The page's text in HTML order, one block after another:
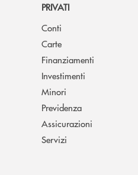
PRIVATI
Conti
Carte
Finanziamenti
Investimenti
Minori
Previdenza
Assicurazioni
Servizi